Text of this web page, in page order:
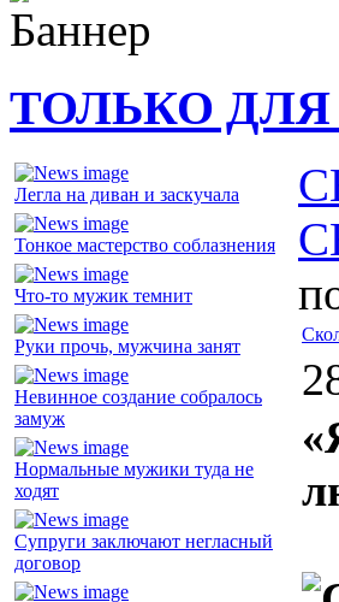
ТОЛЬКО
Легла на диван и заскучала
Тонкое мастерство соблазнения
Что-то мужик темнит
Руки прочь, мужчина занят
Невинное создание собралось
замуж
Нормальные мужики туда не
ходят
Супруги заключают негласный
договор